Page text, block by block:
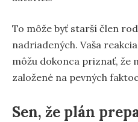
To môže byť starší člen
nadriadených. Vaša
môžu dokonca priznať, že
založené na pevných
Sen, že plán